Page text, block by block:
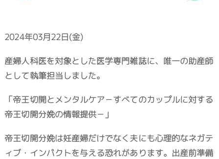
2024年03月22日(金)
産婦人科医を対象とした医学専門雑誌に、唯一の助産師
として執筆担当しました。
「帝王切開とメンタルケア－すべてのカップルに対する
帝王切開分娩の情報提供－」
帝王切開分娩は妊産婦だけでなく夫にも心理的なネガテ
ィブ・インパクトを与える恐れがあります。出産前準備